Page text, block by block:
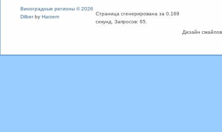
Дизайн
Виноградные регионы © 2026
Dilberby Harzem
Страница сгенерирована за 0.169
секунд. Запросов: 65.